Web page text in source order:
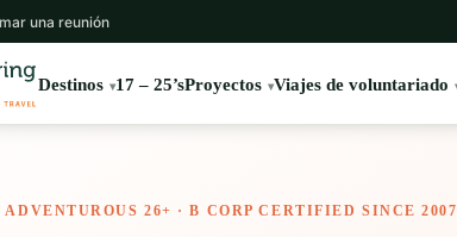
una reunión
Destinos 17 – 25’sProyectos Viajes de voluntariado
ADVENTUROUS 26+ · B CORP CERTIFIED SINCE 2007